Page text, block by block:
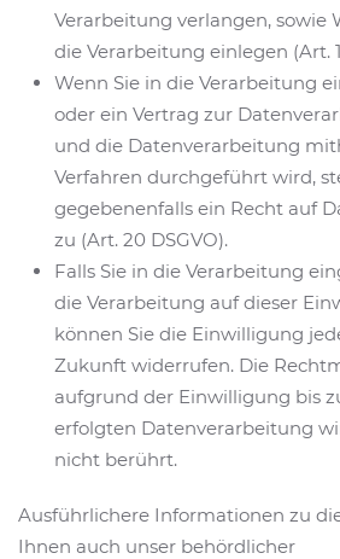
Verarbeitung verlangen, sowie
die Verarbeitung einlegen (Art.
Wenn Sie in die Verarbeitung
oder ein Vertrag zur
und die Datenverarbeitung
Verfahren durchgeführt wird,
gegebenenfalls ein Recht auf
zu (Art. 20 DSGVO).
Falls Sie in die Verarbeitung
die Verarbeitung auf dieser
können Sie die Einwilligung
Zukunft widerrufen. Die
aufgrund der Einwilligung bis
erfolgten Datenverarbeitung
nicht berührt.
Ausführlichere Informationen zu
Ihnen auch unser behördlicher